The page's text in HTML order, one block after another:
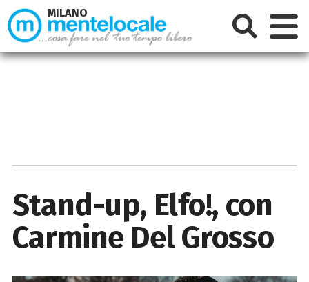
Stand-up, Elfo!, con
Carmine Del Grosso
MILANO